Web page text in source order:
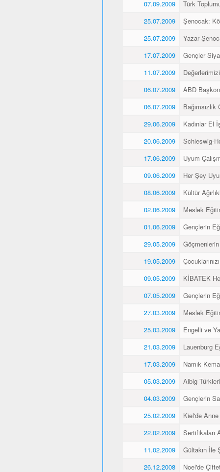
07.09.2009
Türk
25.07.2009
Şenocak:
25.07.2009
Yazar
17.07.2009
Gençler
11.07.2009
06.07.2009
ABD
06.07.2009
29.06.2009
Kadınlar El
20.06.2009
Schleswig-
17.06.2009
Uyum
09.06.2009
Her Şey
08.06.2009
Kültür
02.06.2009
Meslek
01.06.2009
Gençlerin
29.05.2009
Göçmenlerin
19.05.2009
09.05.2009
KİBATEK
07.05.2009
Gençlerin
27.03.2009
Meslek
25.03.2009
Engelli ve
21.03.2009
Lauenburg
17.03.2009
Namık
05.03.2009
Albig
04.03.2009
Gençlerin
25.02.2009
Kiel'de
22.02.2009
Sertifikaları
11.02.2009
Gültakın İle
26.12.2008
Noel'de